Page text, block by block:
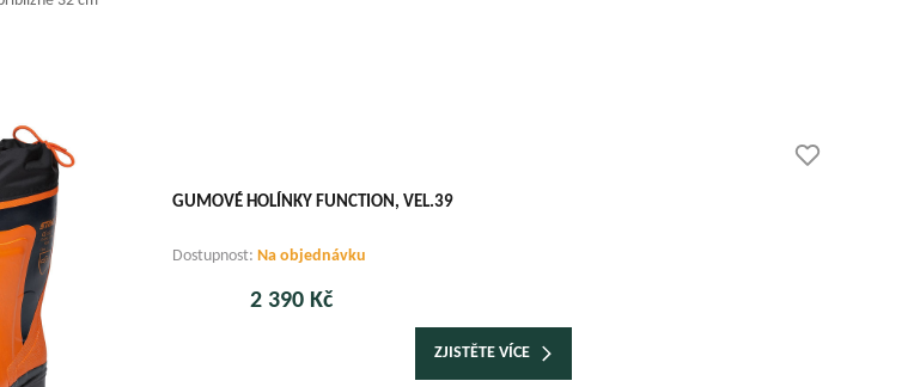
GUMOVÉ HOLÍNKY FUNCTION, VEL.39
Dostupnost: Na objednávku
2 390 Kč
ZJISTĚTE VÍCE